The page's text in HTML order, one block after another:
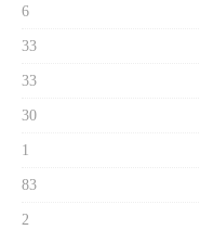
6
33
33
30
1
83
2